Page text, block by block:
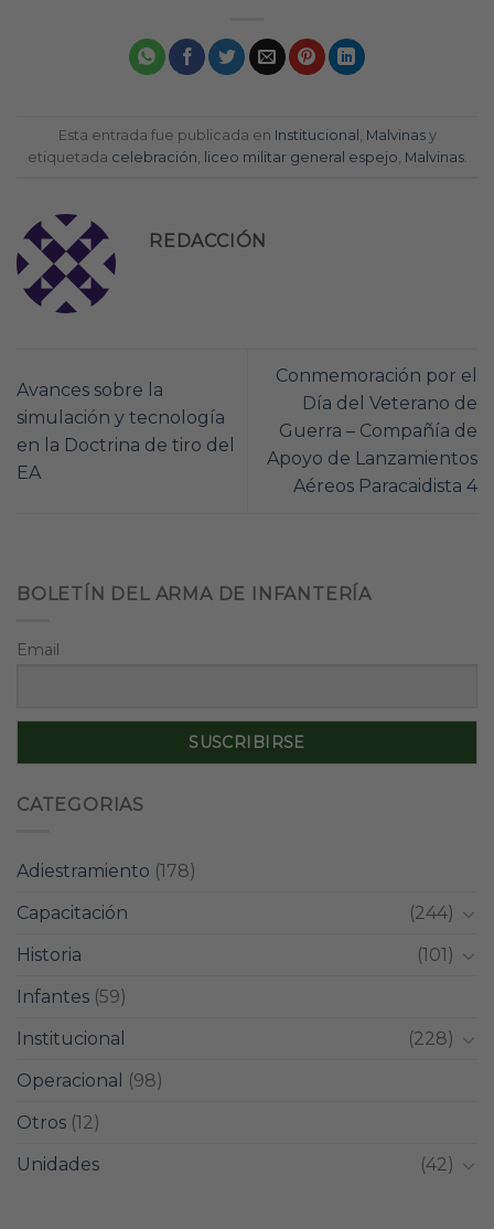
Esta entrada fue publicada en Institucional Malvinasy
etiquetada celebración liceo militar general espejo Malvinas.
REDACCIÓN
Avances sobre la
simulación y tecnología
en la Doctrina de tiro del
EA
Conmemoración por el
Día del Veterano de
Guerra – Compañía de
Apoyo de Lanzamientos
Aéreos Paracaidista 4
BOLETÍN DEL ARMA DE INFANTERÍA
Email
CATEGORIAS
Adiestramiento (178)
Capacitación
(244)
Historia
(101)
Infantes (59)
Institucional
(228)
Operacional
(98)
Otros (12)
Unidades
(42)